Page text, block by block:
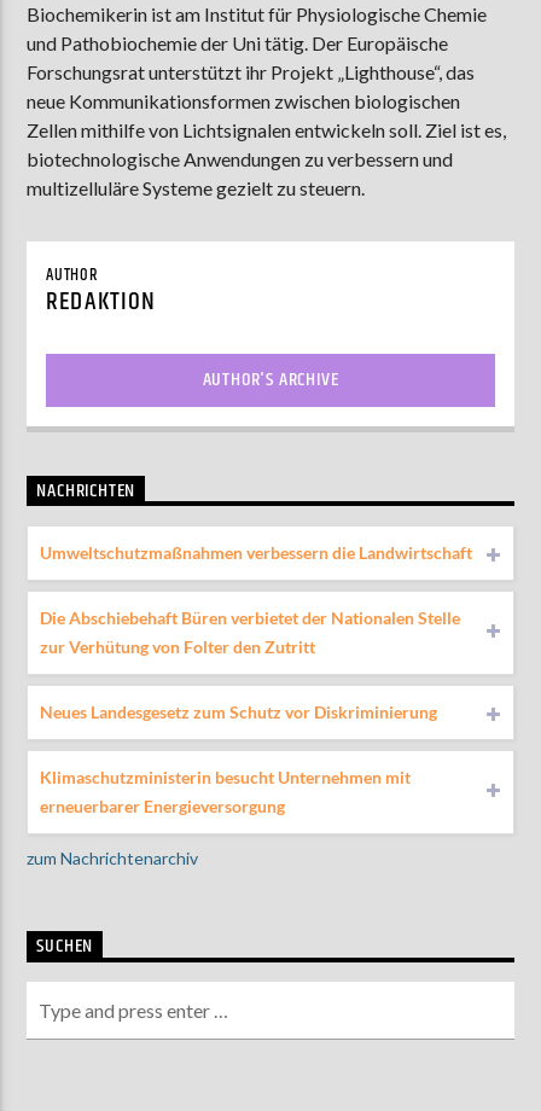
AKTUELLE SENDUNG
MOEBIUS
19:00 24:00
ZU HÖREN INMünster90,9 MHz Steinfurt
Biochemikerin ist am Institut für Physiologische Chemie
und Pathobiochemie der Uni tätig. Der Europäische
Forschungsrat unterstützt ihr Projekt „Lighthouse“, das
neue Kommunikationsformen zwischen biologischen
Zellen mithilfe von Lichtsignalen entwickeln soll. Ziel ist es,
biotechnologische Anwendungen zu verbessern und
multizelluläre Systeme gezielt zu steuern.
AUTHOR
REDAKTION
AUTHOR'S ARCHIVE
NACHRICHTEN
Umweltschutzmaßnahmen verbessern die Landwirtschaft
Die Abschiebehaft Büren verbietet der Nationalen Stelle
zur Verhütung von Folter den Zutritt
Neues Landesgesetz zum Schutz vor Diskriminierung
Klimaschutzministerin besucht Unternehmen mit
erneuerbarer Energieversorgung
zum Nachrichtenarchiv
SUCHEN